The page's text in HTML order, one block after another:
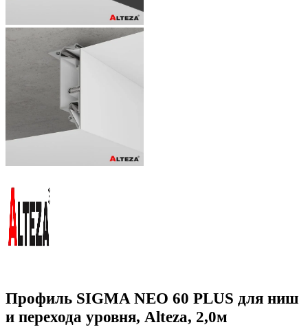
Профиль SIGMA NEO 60 PLUS для ниш
и перехода уровня, Alteza, 2,0м